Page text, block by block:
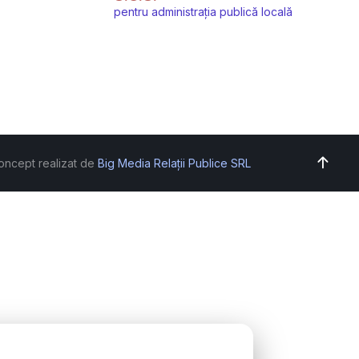
pentru administrația publică locală
realizat de Big Media Relații Publice SRL